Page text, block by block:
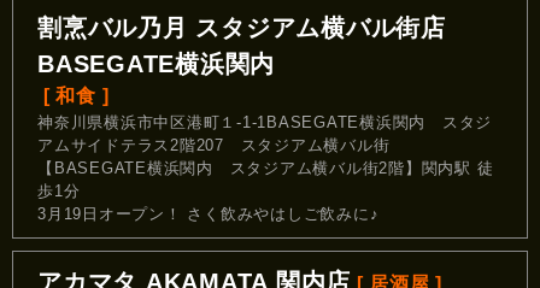
割烹バル乃月 スタジアム横バル街店
BASEGATE横浜関内
[ 和食 ]
神奈川県横浜市中区港町１-1-1BASEGATE横浜関内 スタジ
アムサイドテラス2階207 スタジアム横バル街
【BASEGATE横浜関内 スタジアム横バル街2階】関内駅 徒
歩1分
3月19日オープン！ さく飲みやはしご飲みに♪
アカマタ AKAMATA 関内店 [ 居酒屋 ]